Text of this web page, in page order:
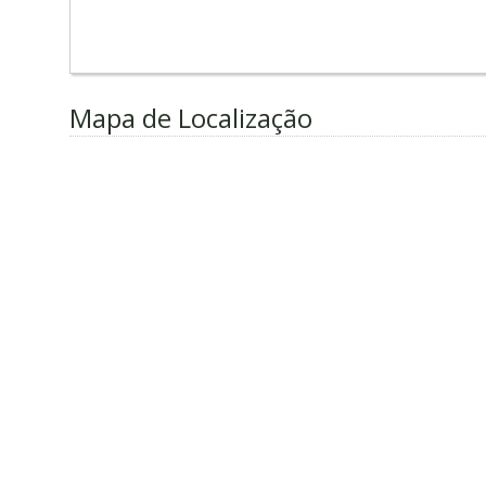
Mapa de Localização